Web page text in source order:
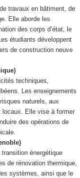
travaux en bâtiment, de
Elle aborde les
des corps d’état, le
étudiants développent
de construction neuve
techniques,
Les enseignements
naturels, aux
locaux. Elle vise à former
des opérations de
énergétique
de rénovation thermique,
systèmes, ainsi que le